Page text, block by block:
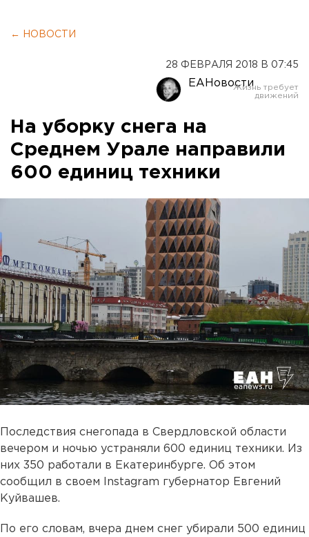
← НОВОСТИ
28 ФЕВРАЛЯ 2018 В 07:45
ЕАНовости
На уборку снега на
Среднем Урале направили
600 единиц техники
Последствия снегопада в Свердловской области
вечером и ночью устраняли 600 единиц техники. Из
них 350 работали в Екатеринбурге. Об этом
сообщил в своем Instagram губернатор Евгений
Куйвашев.
По его словам, вчера днем снег убирали 500 единиц